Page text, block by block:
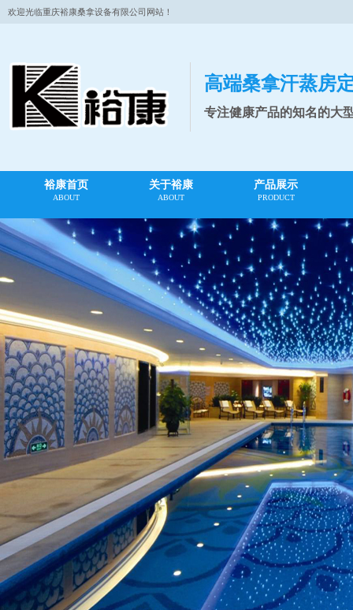
欢迎光临重庆裕康桑拿设备有限公司网站！
高端桑拿汗蒸房
专注健康产品的知名的大
裕康首页
ABOUT
关于裕康
ABOUT
产品展示
PRODUCT